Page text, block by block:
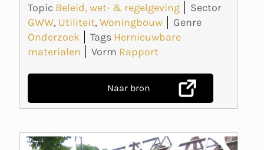
Topic Beleid, wet- & regelgeving
Sector
GWW, Utiliteit, Woningbouw
Genre
Onderzoek
Tags Hernieuwbare
materialen
Vorm Rapport
Naar bron